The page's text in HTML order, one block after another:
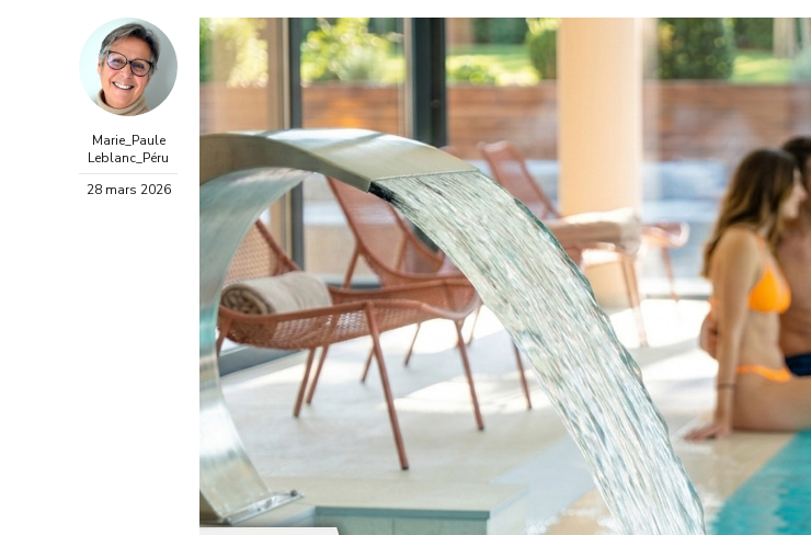
Marie_Paule
Leblanc_Péru
28 mars 2026